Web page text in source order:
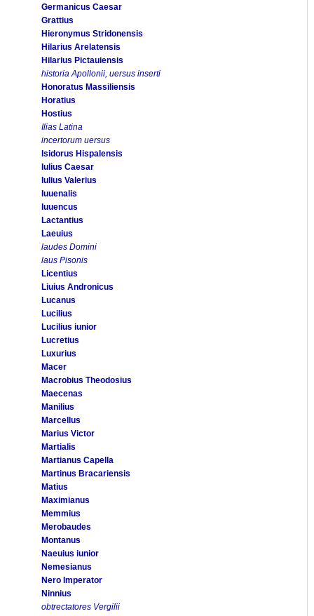
Germanicus Caesar
Grattius
Hieronymus Stridonensis
Hilarius Arelatensis
Hilarius Pictauiensis
historia Apollonii, uersus inserti
Honoratus Massiliensis
Horatius
Hostius
Ilias Latina
incertorum uersus
Isidorus Hispalensis
Iulius Caesar
Iulius Valerius
Iuuenalis
Iuuencus
Lactantius
Laeuius
laudes Domini
laus Pisonis
Licentius
Liuius Andronicus
Lucanus
Lucilius
Lucilius iunior
Lucretius
Luxurius
Macer
Macrobius Theodosius
Maecenas
Manilius
Marcellus
Marius Victor
Martialis
Martianus Capella
Martinus Bracariensis
Matius
Maximianus
Memmius
Merobaudes
Montanus
Naeuius iunior
Nemesianus
Nero Imperator
Ninnius
obtrectatores Vergilii